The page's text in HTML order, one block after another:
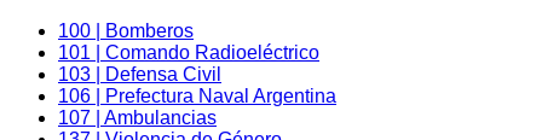
100 | Bomberos
101 | Comando Radioeléctrico
103 | Defensa Civil
106 | Prefectura Naval Argentina
107 | Ambulancias